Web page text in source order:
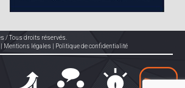
/ Tous droits réservés.
Mentions légales Politique de confidentialité